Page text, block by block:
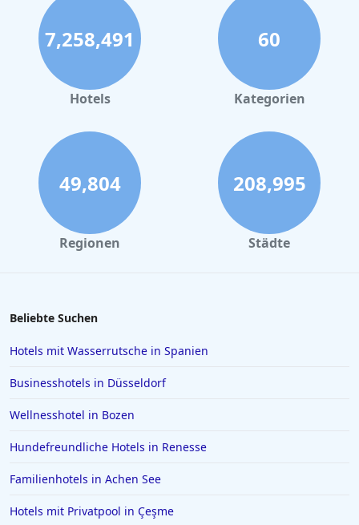
7,258,491
Hotels
60
Kategorien
49,804
Regionen
208,995
Städte
Beliebte Suchen
Hotels mit Wasserrutsche in Spanien
Businesshotels in Düsseldorf
Wellnesshotel in Bozen
Hundefreundliche Hotels in Renesse
Familienhotels in Achen See
Hotels mit Privatpool in Çeşme